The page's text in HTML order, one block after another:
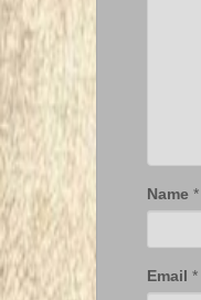
Name *
Email *